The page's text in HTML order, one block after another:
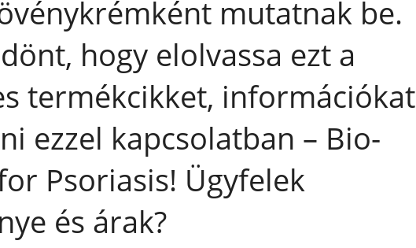
mutatnak be.
hogy elolvassa ezt a
termékcikket, információkat
ezzel kapcsolatban – Bio-
Psoriasis! Ügyfelek
és árak?